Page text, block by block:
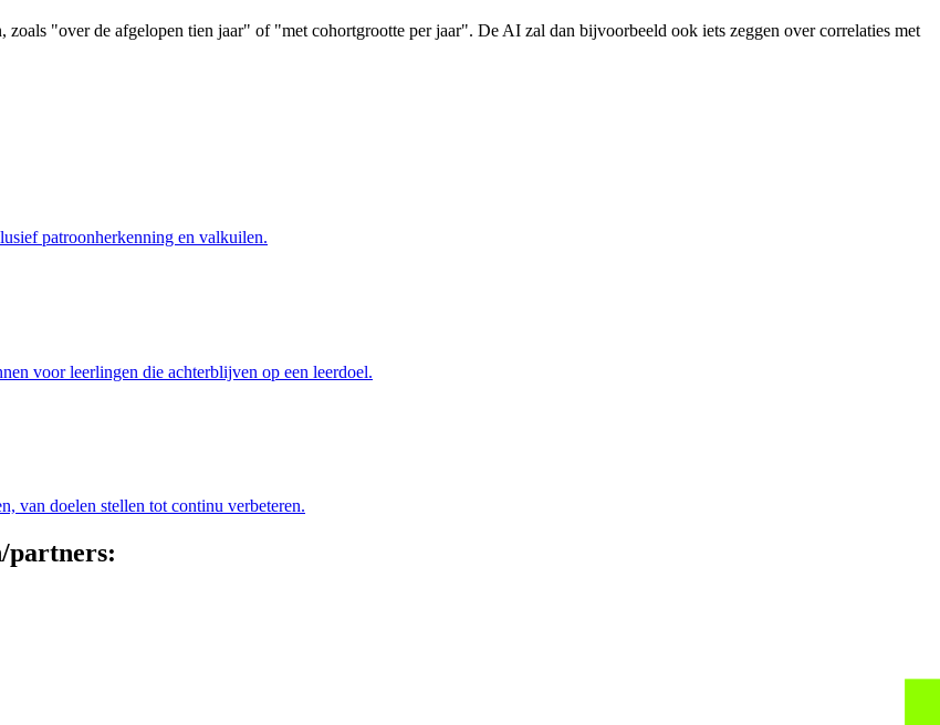
zoals "over de afgelopen tien jaar" of "met cohortgrootte per jaar". De AI zal dan bijvoorbeeld ook iets zeggen over correlaties met
patroonherkenning en valkuilen.
voor leerlingen die achterblijven op een leerdoel.
van doelen stellen tot continu verbeteren.
partners: